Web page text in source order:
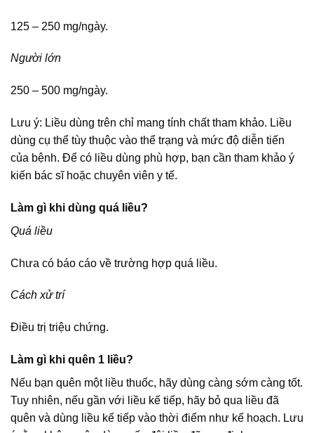
125 – 250 mg/ngày.
Người lớn
250 – 500 mg/ngày.
Lưu ý: Liều dùng trên chỉ mang tính chất tham khảo. Liều
dùng cụ thể tùy thuộc vào thể trạng và mức độ diễn tiến
của bệnh. Để có liều dùng phù hợp, bạn cần tham khảo ý
kiến bác sĩ hoặc chuyên viên y tế.
Làm gì khi dùng quá liều?
Quá liều
Chưa có báo cáo về trường hợp quá liều.
Cách xử trí
Điều trị triệu chứng.
Làm gì khi quên 1 liều?
Nếu bạn quên một liều thuốc, hãy dùng càng sớm càng tốt.
Tuy nhiên, nếu gần với liều kế tiếp, hãy bỏ qua liều đã
quên và dùng liều kế tiếp vào thời điểm như kế hoạch. Lưu